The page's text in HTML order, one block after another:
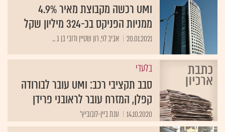
UMI רכשה מקבוצת מאיר 4.9%
ממניות הפניקס בכ-324 מיליון שקל
20.01.2021 אביב לוי, רון שטיין ודובי בן ג ...
בלעדי
סבב תקציבי רכב: UMI עובר לבורודה
קפלן, המזרח עובר לראובני פרידן
14.10.2020 ענת ביין-לובוביץ'